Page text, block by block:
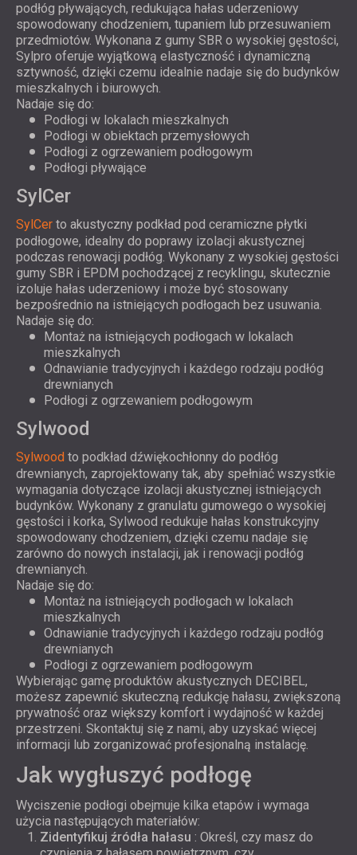
podłóg pływających, redukująca hałas uderzeniowy
spowodowany chodzeniem, tupaniem lub przesuwaniem
przedmiotów. Wykonana z gumy SBR o wysokiej gęstości,
Sylpro oferuje wyjątkową elastyczność i dynamiczną
sztywność, dzięki czemu idealnie nadaje się do budynków
mieszkalnych i biurowych.
Nadaje się do:
Podłogi w lokalach mieszkalnych
Podłogi w obiektach przemysłowych
Podłogi z ogrzewaniem podłogowym
Podłogi pływające
SylCer
SylCer to akustyczny podkład pod ceramiczne płytki
podłogowe, idealny do poprawy izolacji akustycznej
podczas renowacji podłóg. Wykonany z wysokiej gęstości
gumy SBR i EPDM pochodzącej z recyklingu, skutecznie
izoluje hałas uderzeniowy i może być stosowany
bezpośrednio na istniejących podłogach bez usuwania.
Nadaje się do:
Montaż na istniejących podłogach w lokalach
mieszkalnych
Odnawianie tradycyjnych i każdego rodzaju podłóg
drewnianych
Podłogi z ogrzewaniem podłogowym
Sylwood
Sylwood to podkład dźwiękochłonny do podłóg
drewnianych, zaprojektowany tak, aby spełniać wszystkie
wymagania dotyczące izolacji akustycznej istniejących
budynków. Wykonany z granulatu gumowego o wysokiej
gęstości i korka, Sylwood redukuje hałas konstrukcyjny
spowodowany chodzeniem, dzięki czemu nadaje się
zarówno do nowych instalacji, jak i renowacji podłóg
drewnianych.
Nadaje się do:
Montaż na istniejących podłogach w lokalach
mieszkalnych
Odnawianie tradycyjnych i każdego rodzaju podłóg
drewnianych
Podłogi z ogrzewaniem podłogowym
Wybierając gamę produktów akustycznych DECIBEL,
możesz zapewnić skuteczną redukcję hałasu, zwiększoną
prywatność oraz większy komfort i wydajność w każdej
przestrzeni. Skontaktuj się z nami, aby uzyskać więcej
informacji lub zorganizować profesjonalną instalację.
Jak wygłuszyć podłogę
Wyciszenie podłogi obejmuje kilka etapów i wymaga
użycia następujących materiałów:
Zidentyfikuj źródła hałasu : Określ, czy masz do